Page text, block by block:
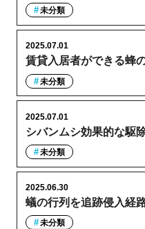
未分類
賃貸入居者ができる蜂
2025.07.01
未分類
シバンムシ効果的な駆
2025.07.01
未分類
蟻の行列を追跡侵入経
2025.06.30
未分類